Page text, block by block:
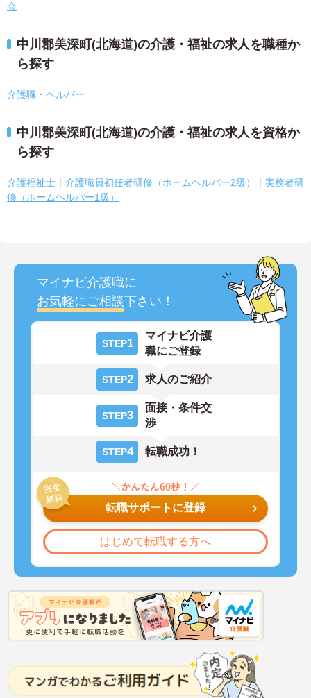
会
中川郡美深町(北海道)の介護・福祉の求人を職種か
ら探す
介護職・ヘルパー
中川郡美深町(北海道)の介護・福祉の求人を資格か
ら探す
介護福祉士 介護職員初任者研修（ホームヘルパー2級）
実務者研
修（ホームヘルパー1級）
マイナビ介護職に
お気軽にご相談下さい！
STEP1
マイナビ介護
職にご登録
STEP2 求人のご紹介
STEP3
面接・条件交
渉
STEP4 転職成功！
転職サポートに登録
はじめて転職する方へ